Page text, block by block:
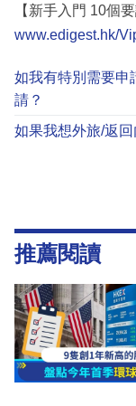
【新手入門 10個
www.edigest.hk/
如我有特別需要申
請？
如果我想外旅/返
推薦閱讀